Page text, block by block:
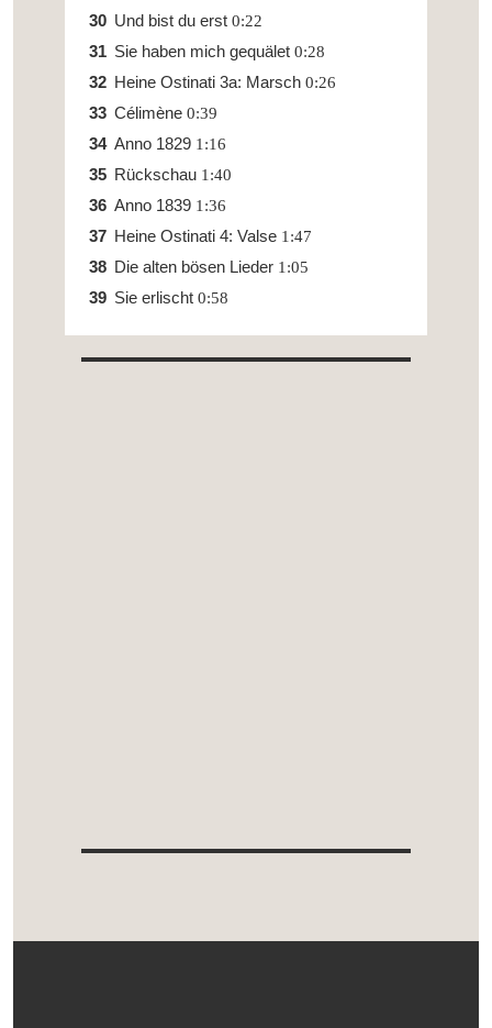
Und bist du erst 0:22
Sie haben mich gequälet 0:28
Heine Ostinati 3a: Marsch 0:26
Célimène 0:39
Anno 1829 1:16
Rückschau 1:40
Anno 1839 1:36
Heine Ostinati 4: Valse 1:47
Die alten bösen Lieder 1:05
Sie erlischt 0:58